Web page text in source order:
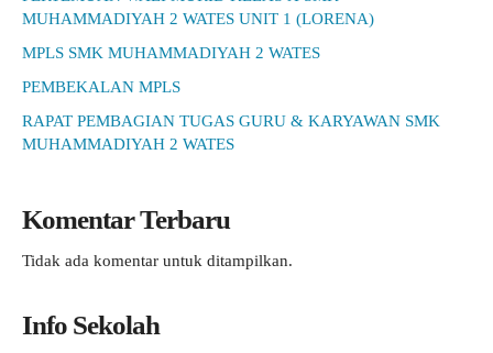
MUHAMMADIYAH 2 WATES UNIT 1 (LORENA)
MPLS SMK MUHAMMADIYAH 2 WATES
PEMBEKALAN MPLS
RAPAT PEMBAGIAN TUGAS GURU & KARYAWAN SMK
MUHAMMADIYAH 2 WATES
Komentar Terbaru
Tidak ada komentar untuk ditampilkan.
Info Sekolah